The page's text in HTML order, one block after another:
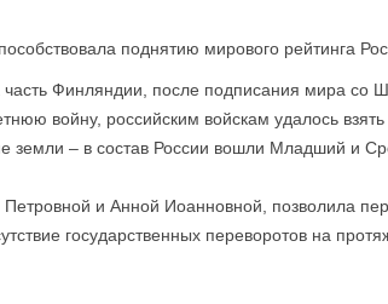
поднятию мирового рейтинга
Финляндии, после подписания мира со
войну, российским войскам удалось взять
земли – в состав России вошли Младший и
и Анной Иоанновной, позволила
государственных переворотов на